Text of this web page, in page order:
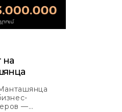
на
—